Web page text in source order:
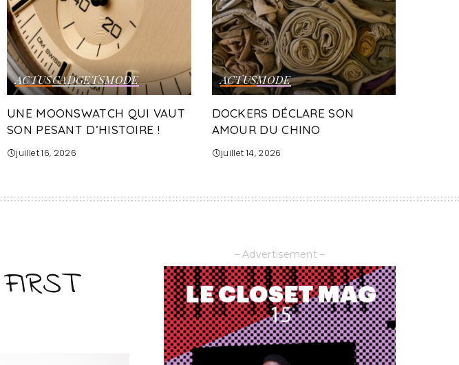
ACTUSGADGETSMODE
UNE MOONSWATCH QUI VAUT
SON PESANT D’HISTOIRE !
juillet 16, 2026
ACTUSMODE
DOCKERS DÉCLARE SON
AMOUR DU CHINO
juillet 14, 2026
– Advertisement –